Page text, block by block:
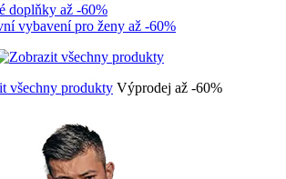
doplňky až -60%
vybavení pro ženy až -60%
všechny produkty Výprodej až -60%